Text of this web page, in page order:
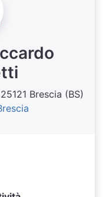
Brescia (BS)